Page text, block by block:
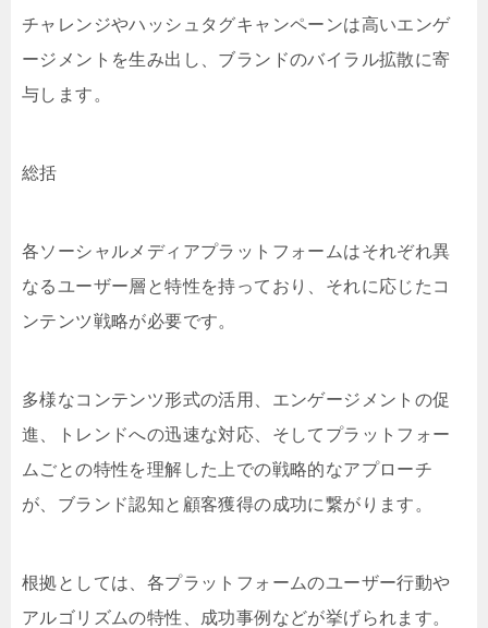
チャレンジやハッシュタグキャンペーンは高いエンゲ
ージメントを生み出し、ブランドのバイラル拡散に寄
与します。
総括
各ソーシャルメディアプラットフォームはそれぞれ異
なるユーザー層と特性を持っており、それに応じたコ
ンテンツ戦略が必要です。
多様なコンテンツ形式の活用、エンゲージメントの促
進、トレンドへの迅速な対応、そしてプラットフォー
ムごとの特性を理解した上での戦略的なアプローチ
が、ブランド認知と顧客獲得の成功に繋がります。
根拠としては、各プラットフォームのユーザー行動や
アルゴリズムの特性、成功事例などが挙げられます。